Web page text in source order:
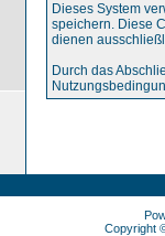
Dieses System
speichern. Diese
dienen
Durch das
Copyright